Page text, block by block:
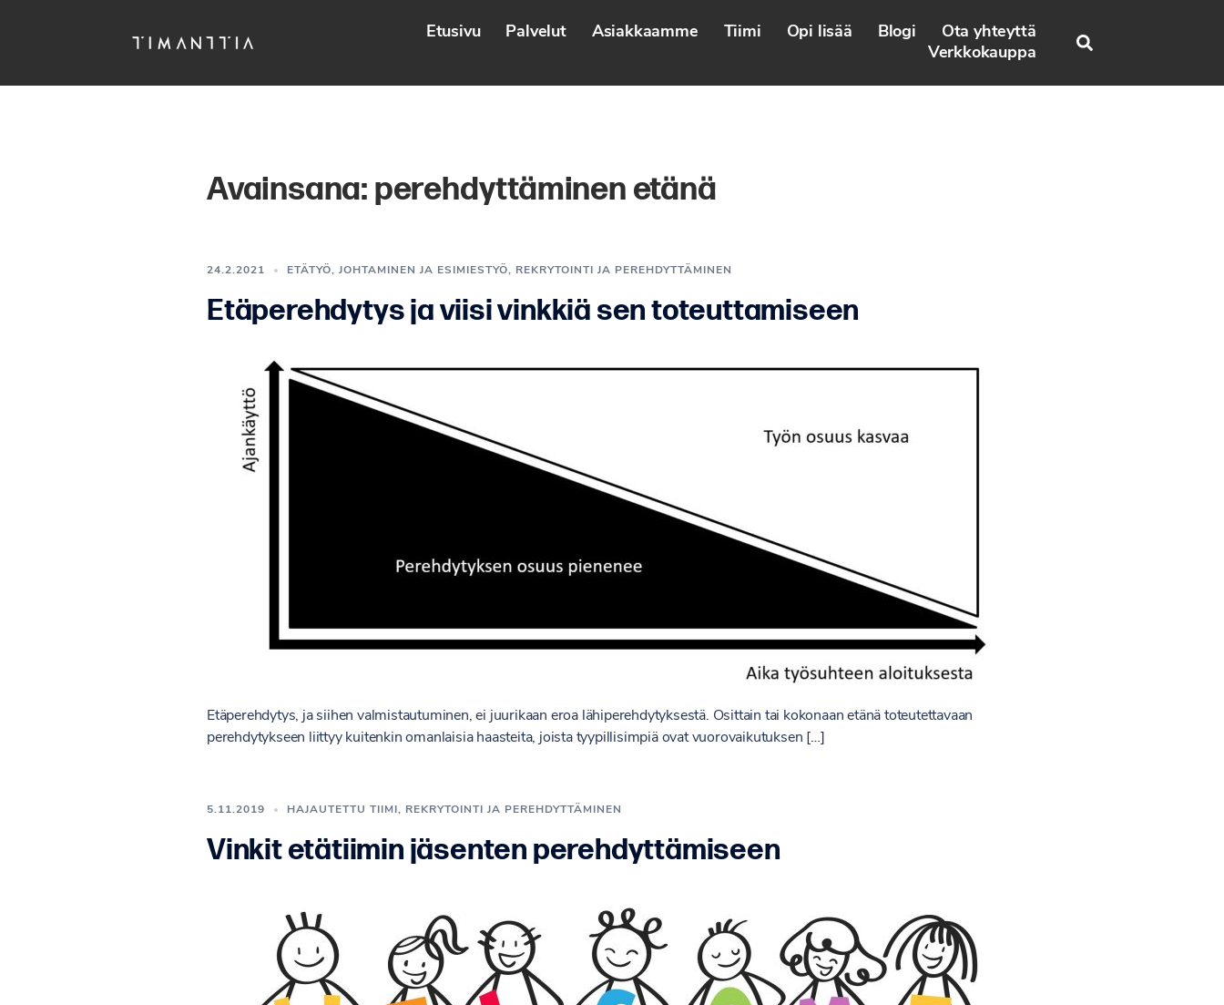
Etusivu Palvelut Asiakkaamme Tiimi Opi lisää Blogi
Ota yhteyttä
Verkkokauppa
Search
Avainsana: perehdyttäminen etänä
24.2.2021 ETÄTYÖ, JOHTAMINEN JA ESIMIESTYÖ, REKRYTOINTI JA PEREHDYTTÄMINEN
Etäperehdytys ja viisi vinkkiä sen toteuttamiseen
Etäperehdytys, ja siihen valmistautuminen, ei juurikaan eroa lähiperehdytyksestä. Osittain tai kokonaan etänä toteutettavaan
perehdytykseen liittyy kuitenkin omanlaisia haasteita, joista tyypillisimpiä ovat vuorovaikutuksen […]
5.11.2019 HAJAUTETTU TIIMI , REKRYTOINTI JA PEREHDYTTÄMINEN
Vinkit etätiimin jäsenten perehdyttämiseen